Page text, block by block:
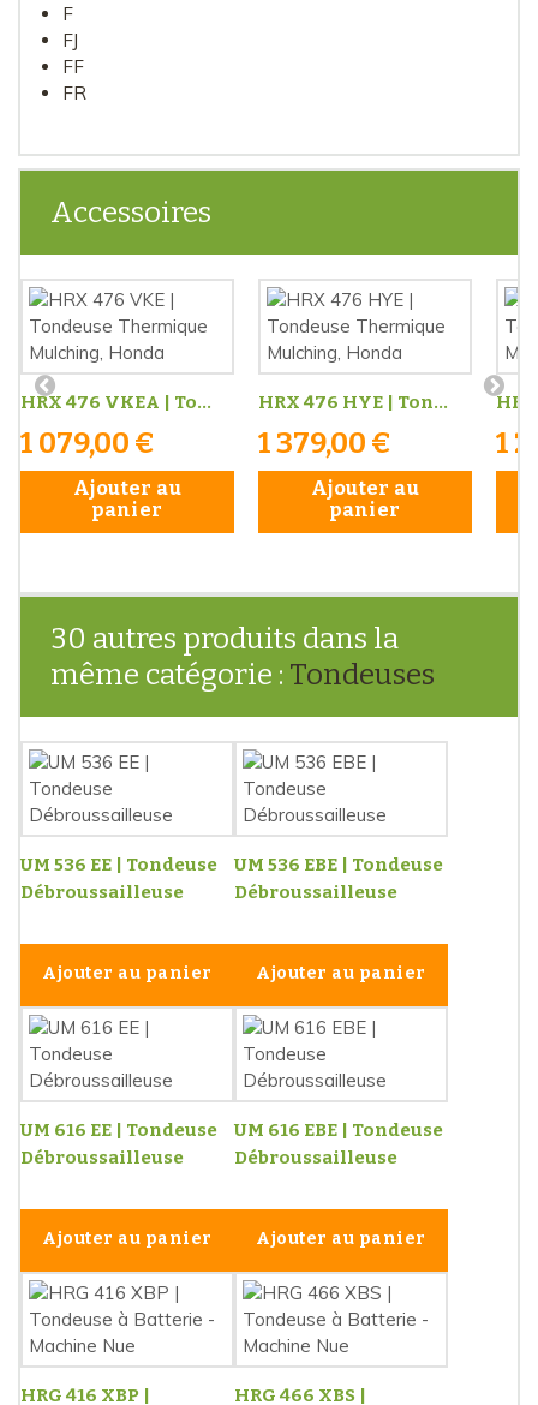
F
FJ
FF
FR
Accessoires
HRX 476 VKEA | To...
1 079,00 €
Ajouter au
panier
HRX 476 HYE | Ton...
1 379,00 €
Ajouter au
panier
1
30 autres produits dans la
même catégorie :
Tondeuses
UM 536 EE | Tondeuse
Débroussailleuse
Ajouter au panier
UM 536 EBE | Tondeuse
Débroussailleuse
Ajouter au panier
UM 616 EE | Tondeuse
Débroussailleuse
Ajouter au panier
UM 616 EBE | Tondeuse
Débroussailleuse
Ajouter au panier
HRG 416 XBP | HRG 466 XBS |